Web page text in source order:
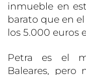
inmueble en
barato que en
los 5.000 euros
Petra es el
Baleares,